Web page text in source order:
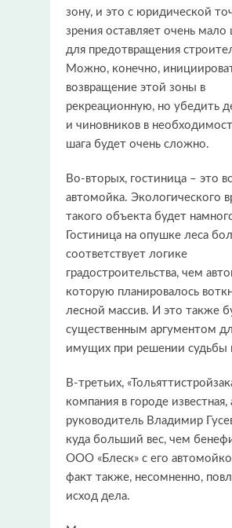
зону, и это с юридической
зрения оставляет очень мало
для предотвращения
Можно, конечно,
возвращение этой зоны в
рекреационную, но убедить
и чиновников в
шага будет очень сложно.
Во-вторых, гостиница – это
автомойка. Экологического
такого объекта будет
Гостиница на опушке леса
соответствует логике
градостроительства, чем
которую планировалось
лесной массив. И это также
существенным аргументом
имущих при решении судьбы
В-третьих,
компания в городе известная,
руководитель Владимир
куда больший вес, чем
ООО «Блеск» с его
факт также, несомненно,
исход дела.